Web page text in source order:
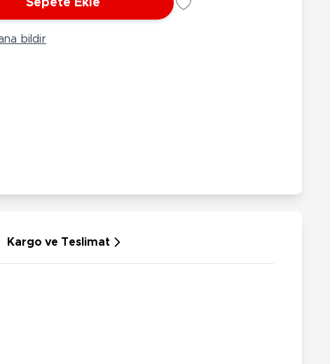
Ürünleri
Akülü Araçlar
Bin Git Araçlar
Çeşitli Peluşlar
Sepete Ekle
bildir
Kargo ve Teslimat